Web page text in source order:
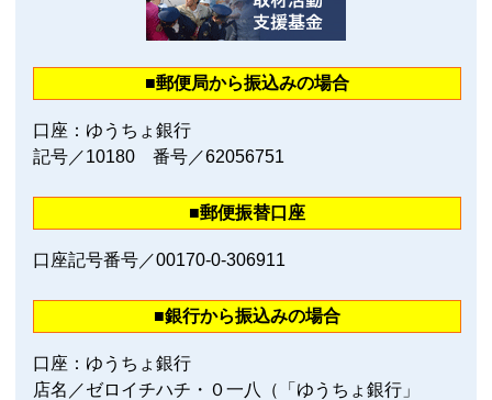
■郵便局から振込みの場合
口座：ゆうちょ銀行
記号／10180 番号／62056751
■郵便振替口座
口座記号番号／00170‐0‐306911
■銀行から振込みの場合
口座：ゆうちょ銀行
店名／ゼロイチハチ・０一八（「ゆうちょ銀行」